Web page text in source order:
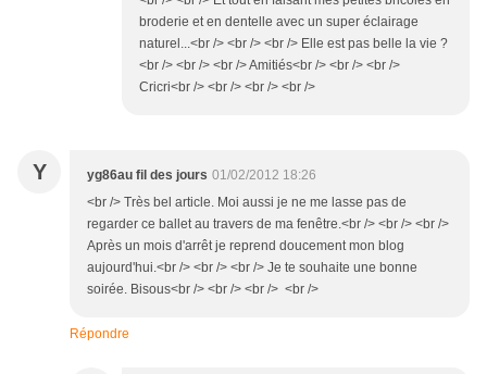
broderie et en dentelle avec un super éclairage
naturel...<br /> <br /> <br /> Elle est pas belle la vie ?
<br /> <br /> <br /> Amitiés<br /> <br /> <br />
Cricri<br /> <br /> <br /> <br />
Y yg86au fil des jours 01/02/2012 18:26
<br /> Très bel article. Moi aussi je ne me lasse pas de
regarder ce ballet au travers de ma fenêtre.<br /> <br /> <br />
Après un mois d'arrêt je reprend doucement mon blog
aujourd'hui.<br /> <br /> <br /> Je te souhaite une bonne
soirée. Bisous<br /> <br /> <br /> <br />
Répondre